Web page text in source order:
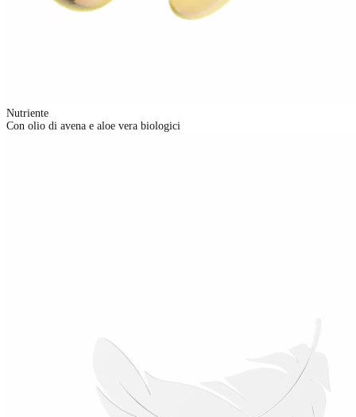
Nutriente
Con olio di avena e aloe vera biologici